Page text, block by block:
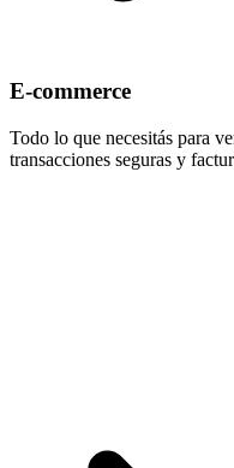
E-commerce
Todo lo que necesitás para
transacciones seguras y